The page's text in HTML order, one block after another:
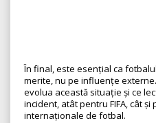
În final, este esențial ca
merite, nu pe influențe
evolua această situație și ce
incident, atât pentru FIFA, cât
internaționale de fotbal.